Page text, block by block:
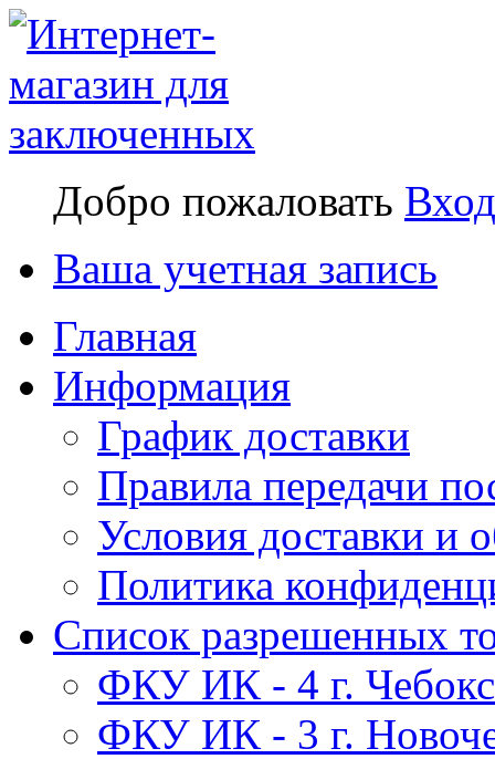
Добро пожаловать Вход
Ваша учетная запись
Главная
Информация
График доставки
Правила передачи
Условия доставки и
Политика
Список разрешенных
ФКУ ИК - 4 г.
ФКУ ИК - 3 г.